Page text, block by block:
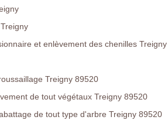
et enlèvement des chenilles Treigny
Treigny 89520
de tout végétaux Treigny 89520
de tout type d'arbre Treigny 89520